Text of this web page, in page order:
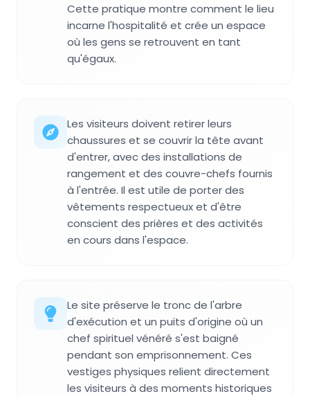
Cette pratique montre comment le lieu
incarne l'hospitalité et crée un espace
où les gens se retrouvent en tant
qu'égaux.
Les visiteurs doivent retirer leurs
chaussures et se couvrir la tête avant
d'entrer, avec des installations de
rangement et des couvre-chefs fournis
à l'entrée. Il est utile de porter des
vêtements respectueux et d'être
conscient des prières et des activités
en cours dans l'espace.
Le site préserve le tronc de l'arbre
d'exécution et un puits d'origine où un
chef spirituel vénéré s'est baigné
pendant son emprisonnement. Ces
vestiges physiques relient directement
les visiteurs à des moments historiques